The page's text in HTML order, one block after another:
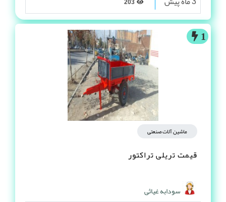
1
ماشین آلات صنعتی
قیمت تریلی تراکتور
سودابه غیاثی